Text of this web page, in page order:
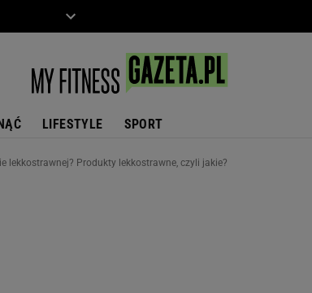
LIFESTYLE SPORT
lekkostrawnej? Produkty lekkostrawne, czyli jakie?